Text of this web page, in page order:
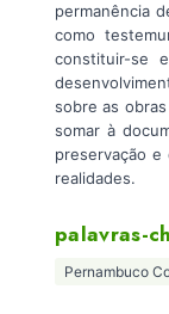
permanência
como
constituir-se
sobre as
somar à
preservação
realidades.
palavras-
Pernambuco